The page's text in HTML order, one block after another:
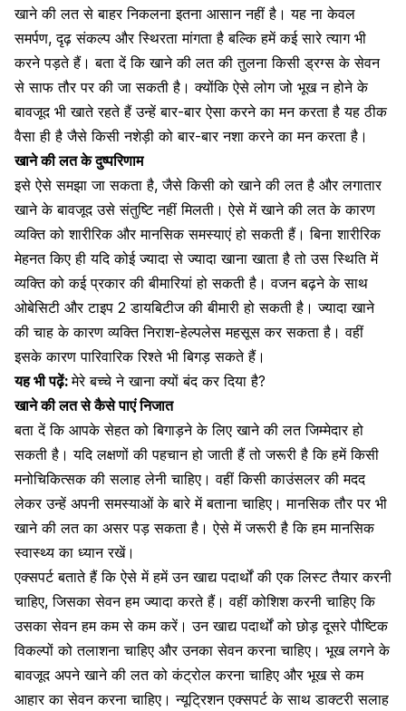
खाने की लत से बाहर निकलना इतना आसान नहीं है। यह ना केवल
समर्पण, दृढ़ संकल्प और स्थिरता मांगता है बल्कि हमें कई सारे त्याग भी
करने पड़ते हैं। बता दें कि खाने की लत की तुलना किसी ड्रग्स के सेवन
से साफ तौर पर की जा सकती है। क्योंकि ऐसे लोग जो भूख न होने के
बावजूद भी खाते रहते हैं उन्हें बार-बार ऐसा करने का मन करता है यह ठीक
वैसा ही है जैसे किसी नशेड़ी को बार-बार नशा करने का मन करता है।
खाने की लत के दुष्परिणाम
इसे ऐसे समझा जा सकता है, जैसे किसी को खाने की लत है और लगातार
खाने के बावजूद उसे संतुष्टि नहीं मिलती। ऐसे में खाने की लत के कारण
व्यक्ति को शारीरिक और मानसिक समस्याएं हो सकती हैं। बिनाशारीरिक
मेहनतकिए ही यदि कोई ज्यादा से ज्यादाखाना खाता है तो उस स्थिति में
व्यक्ति को कई प्रकार की बीमारियां हो सकती है। वजन बढ़ने के साथ
ओबेसिटी औरटाइप 2 डायबिटीजकी बीमारी हो सकती है। ज्यादा खाने
की चाह के कारण व्यक्ति निराश-हेल्पलेस महसूस कर सकता है। वहीं
इसके कारण पारिवारिक रिश्ते भी बिगड़ सकते हैं।
यह भी पढ़ें:मेरे बच्चे ने खाना क्यों बंद कर दिया है?
खाने की लत से कैसे पाएं निजात
बता दें कि आपके सेहत को बिगाड़ने के लिए खाने की लत जिम्मेदार हो
सकती है। यदिलक्षणों की पहचान हो जाती हैं तो जरूरी है कि हमें किसी
मनोचिकित्सक की सलाह लेनी चाहिए। वहीं किसी काउंसलर की मदद
लेकर उन्हें अपनी समस्याओं के बारे में बताना चाहिए। मानसिक तौर पर भी
खाने की लत का असर पड़ सकता है। ऐसे में जरूरी है कि हम मानसिक
स्वास्थ्य का ध्यान रखें।
एक्सपर्ट बताते हैं कि ऐसे में हमें उन खाद्य पदार्थों की एक लिस्ट तैयार करनी
चाहिए, जिसका सेवन हम ज्यादा करते हैं। वहीं कोशिश करनी चाहिए कि
उसका सेवन हम कम से कम करें। उन खाद्य पदार्थों को छोड़ दूसरे पौष्टिक
विकल्पों को तलाशना चाहिए और उनका सेवन करना चाहिए। भूख लगने के
बावजूद अपने खाने की लत को कंट्रोल करना चाहिए और भूख से कम
आहार का सेवन करना चाहिए। न्यूट्रिशन एक्सपर्ट के साथ डाक्टरी सलाह